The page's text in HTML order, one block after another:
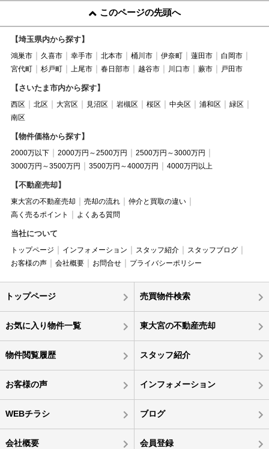
このページの先頭へ
【埼玉県内から探す】
鴻巣市 久喜市 幸手市 北本市 桶川市 伊奈町 蓮田市
白岡市
宮代町
杉戸町 上尾市 春日部市 越谷市 川口市 蕨市 戸田市
【さいたま市内から探す】
西区 北区 大宮区 見沼区 岩槻区 桜区 中央区 浦和区
緑区
南区
【物件価格から探す】
2000万以下 2000万円～2500万円
2500万円～3000万円
3000万円～3500万円
3500万円～4000万円 4000万円以上
【不動産売却】
東大宮の不動産売却 売却の流れ
仲介と買取の違い
高く売るポイント
よくある質問
当社について
トップページ インフォメーション スタッフ紹介
スタッフブログ
お客様の声
会社概要 お問合せ プライバシーポリシー
トップページ 売買物件検索
お気に入り物件一覧 東大宮の不動産売却
物件閲覧履歴 スタッフ紹介
お客様の声 インフォメーション
WEBチラシ ブログ
会社概要 会員登録